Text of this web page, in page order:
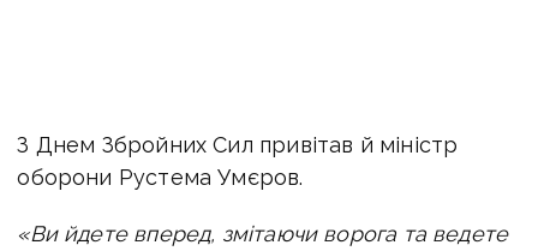
З Днем Збройних Сил привітав й міністр
оборони Рустема Умєров.
«Ви йдете вперед, змітаючи ворога та ведете